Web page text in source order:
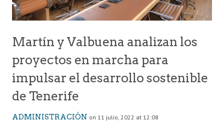
Martín y Valbuena analizan los
proyectos en marcha para
impulsar el desarrollo sostenible
de Tenerife
ADMINISTRACIÓN on 11 julio, 2022 at 12:08